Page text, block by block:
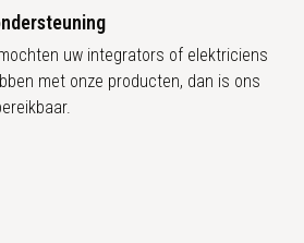
uw integrators of elektriciens
met onze producten, dan is ons